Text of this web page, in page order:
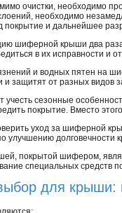
очистки, необходимо
необходимо
покрытие и дальнейшее
шиферной крыши два
в их исправности и
и водных пятен на
защитят от разных видов
учесть сезонные
покрытие. Вместо
уход за шиферной
улучшению долговечности
покрытой шифером,
специальных средств
для крыши: